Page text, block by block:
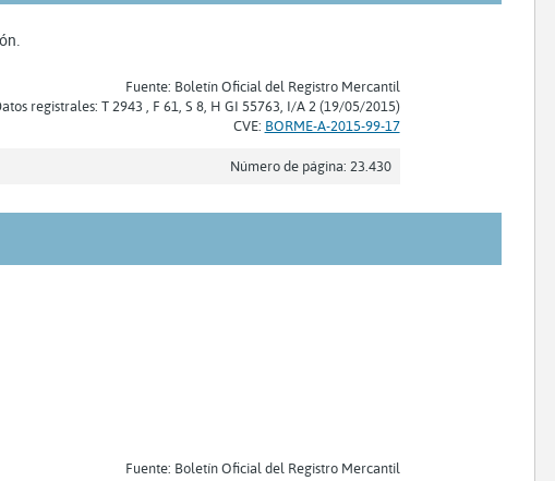
Fuente: Boletín Oficial del Registro Mercantil
registrales: T 2943 , F 61, S 8, H GI 55763, I/A 2 (19/05/2015)
CVE: BORME-A-2015-99-17
Número de página: 23.430
Fuente: Boletín Oficial del Registro Mercantil